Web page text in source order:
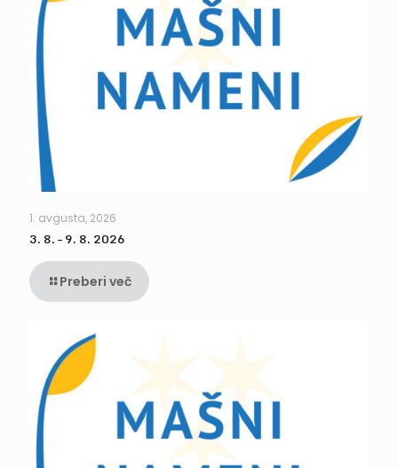
1. avgusta, 2026
3. 8. – 9. 8. 2026
Preberi več